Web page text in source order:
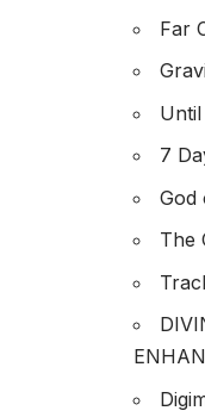
Far
7
God
The